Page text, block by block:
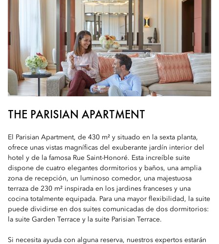
THE PARISIAN APARTMENT
El Parisian Apartment, de 430 m² y situado en la sexta planta,
ofrece unas vistas magníficas del exuberante jardín interior del
hotel y de la famosa Rue Saint-Honoré. Esta increíble suite
dispone de cuatro elegantes dormitorios y baños, una amplia
zona de recepción, un luminoso comedor, una majestuosa
terraza de 230 m² inspirada en los jardines franceses y una
cocina totalmente equipada. Para una mayor flexibilidad, la suite
puede dividirse en dos suites comunicadas de dos dormitorios:
la suite Garden Terrace y la suite Parisian Terrace.
Si necesita ayuda con alguna reserva, nuestros expertos estarán